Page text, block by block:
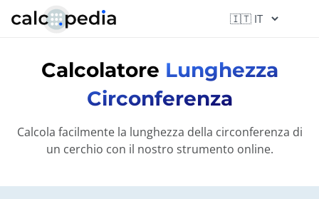
Calcolatore Lunghezza
Circonferenza
Calcola facilmente la lunghezza della circonferenza di
un cerchio con il nostro strumento online.